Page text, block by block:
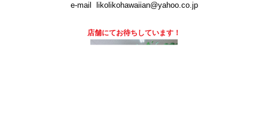
e-mail
likolikohawaiian@yahoo.co.jp
店舗にてお待ちしています！